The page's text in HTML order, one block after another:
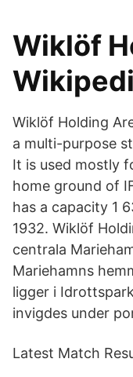
Wiklöf
Wiklöf Holding
a multi-purpose
It is used mostly
home ground of
has a capacity 1
1932. Wiklöf
centrala
Mariehamns
ligger i
invigdes under
Latest Match